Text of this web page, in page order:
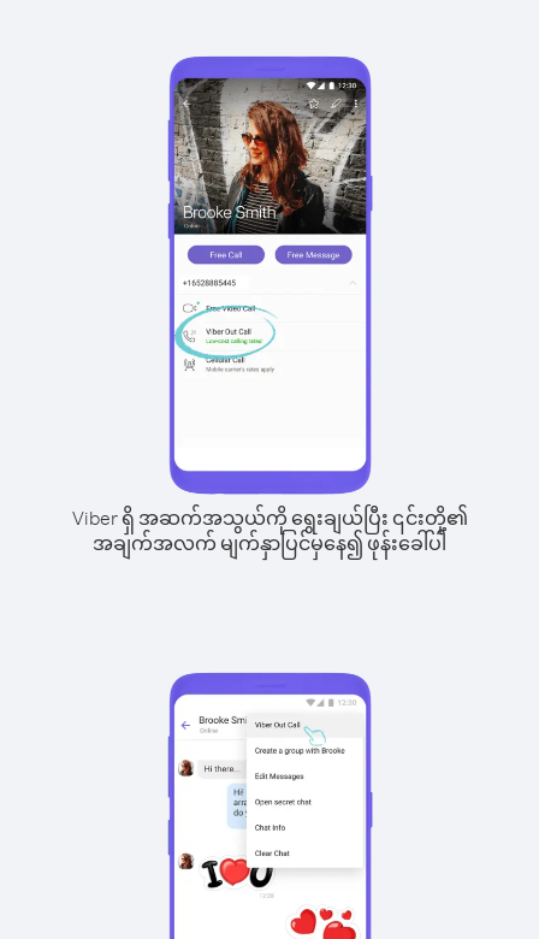
Viber ရှိ အဆက်အသွယ်ကို ရွေးချယ်ပြီး ၎င်းတို့၏
အချက်အလက် မျက်နှာပြင်မှနေ၍ ဖုန်းခေါ်ပါ